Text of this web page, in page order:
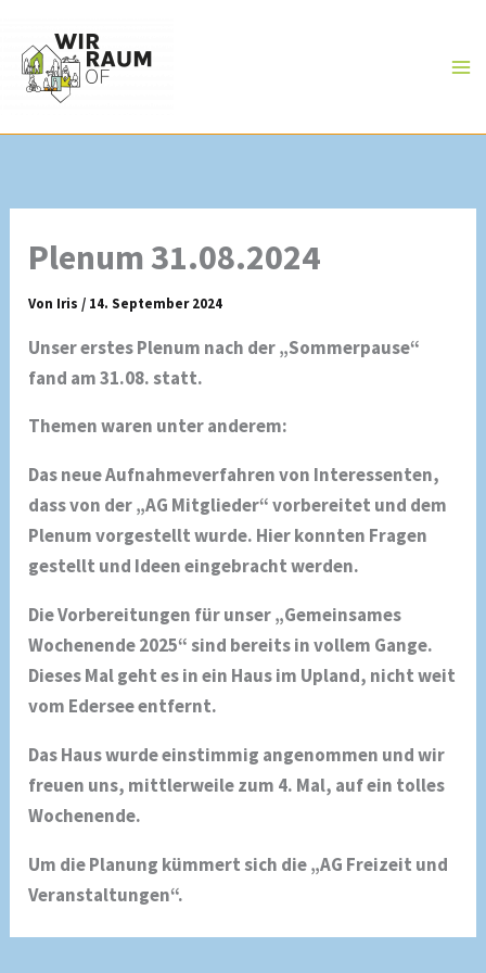
Inhalt
springen
Plenum 31.08.2024
Von Iris/ 14. September 2024
Unser erstes Plenum nach der „Sommerpause“
fand am 31.08. statt.
Themen waren unter anderem:
Das neue Aufnahmeverfahren von Interessenten,
dass von der „AG Mitglieder“ vorbereitet und dem
Plenum vorgestellt wurde. Hier konnten Fragen
gestellt und Ideen eingebracht werden.
Die Vorbereitungen für unser „Gemeinsames
Wochenende 2025“ sind bereits in vollem Gange.
Dieses Mal geht es in ein Haus im Upland, nicht weit
vom Edersee entfernt.
Das Haus wurde einstimmig angenommen und wir
freuen uns, mittlerweile zum 4. Mal, auf ein tolles
Wochenende.
Um die Planung kümmert sich die „AG Freizeit und
Veranstaltungen“.